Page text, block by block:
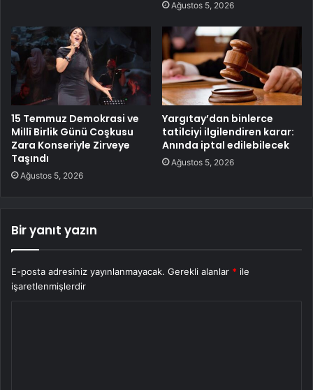
Ağustos 5, 2026
15 Temmuz Demokrasi ve
Millî Birlik Günü Coşkusu
Zara Konseriyle Zirveye
Taşındı
Ağustos 5, 2026
Yargıtay’dan binlerce
tatilciyi ilgilendiren karar:
Anında iptal edilebilecek
Ağustos 5, 2026
Bir yanıt yazın
E-posta adresiniz yayınlanmayacak. Gerekli alanlar * ile
işaretlenmişlerdir